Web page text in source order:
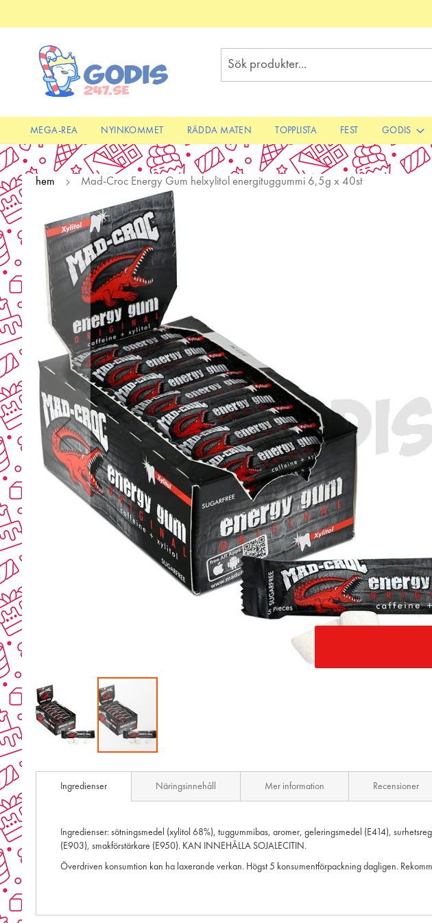
to
MEGA-REA NYINKOMMET RÄDDA MATEN TOPPLISTA FEST GODIS
hem Mad-Croc Energy Gum helxylitol energituggummi 6,5g x 40st
the
end
images
gallery
to
images
Ingredienser
Ingredienser: sötningsmedel (xylitol 68%), tuggummibas, aromer, geleringsmedel (E414),
(E903), smakförstärkare (E950). KAN INNEHÅLLA SOJALECITIN.
Överdriven konsumtion kan ha laxerande verkan. Högst 5 konsumentförpackning dagligen.
Näringsinnehåll Mer information Recensioner